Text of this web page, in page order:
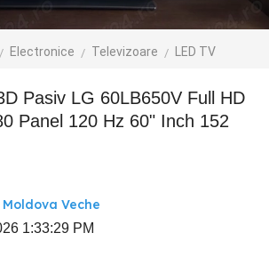
Electronice Televizoare LED TV
Panel 120 Hz 60" Inch 152
Moldova Veche
1:33:29 PM